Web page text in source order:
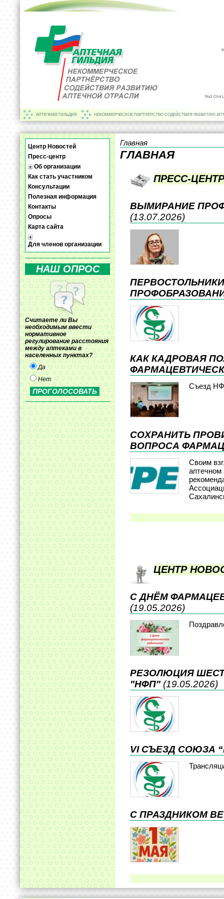
АПТЕЧНАЯ ГИЛЬДИЯ НЕКОММЕРЧЕСКОЕ ПАРТНЁРСТВО СОДЕЙСТВИЯ РАЗВИТИЮ
Центр Новостей
Пресс-центр
Об организации
Как стать участником
Консультации
Полезная информация
Контакты
Опросы
Карта сайта
Для членов организации
НАШ ОПРОС
Считаете ли Вы
необходимым ввести
нормативное
регулирование расстояния
между аптеками в
населенных пунктах?
Да
Нет
Главная
ГЛАВНАЯ
ПРЕСС-ЦЕНТР
ВЫМИРАНИЕ
(13.07.2026)
КАК КАДРОВАЯ
Съезд
СОХРАНИТЬ
ВОПРОСА
Своим
аптечном
ЦЕНТР
С ДНЁМ
(19.05.2026)
РЕЗОЛЮЦИЯ
"НФП" (19.05.2026)
VI СЪЕЗД СОЮЗА
С ПРАЗДНИКОМ